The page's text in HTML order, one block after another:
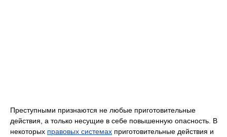
Преступными признаются не любые приготовительные
действия, а только несущие в себе повышенную опасность. В
некоторых правовых системах приготовительные действия и